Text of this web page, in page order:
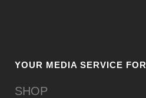
YOUR MEDIA SERVICE FOR
SHOP